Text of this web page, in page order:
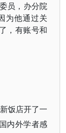
员，办分院
为他通过关
，有账号和
饭店开了一
内外学者感